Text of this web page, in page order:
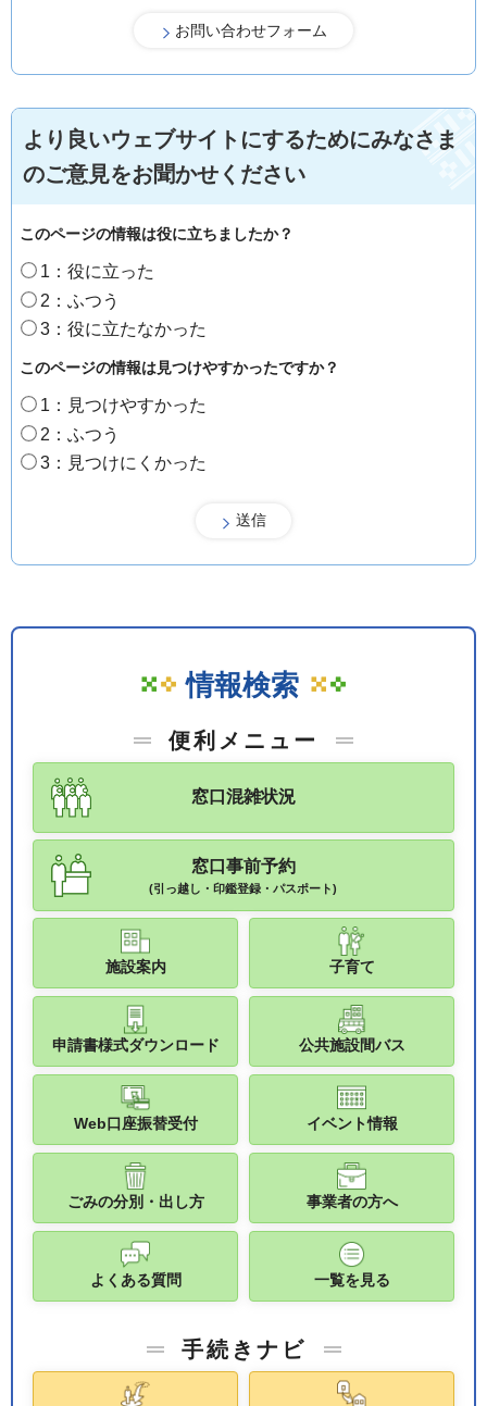
より良いウェブサイトにするためにみなさま
のご意見をお聞かせください
このページの情報は役に立ちましたか？
1：役に立った
2：ふつう
3：役に立たなかった
このページの情報は見つけやすかったですか？
1：見つけやすかった
2：ふつう
3：見つけにくかった
情報検索
便利メニュー
窓口混雑状況
窓口事前予約
(引っ越し・印鑑登録・パスポート)
施設案内 子育て
申請書様式ダウンロード 公共施設間バス
Web口座振替受付 イベント情報
ごみの分別・出し方 事業者の方へ
よくある質問 一覧を見る
手続きナビ